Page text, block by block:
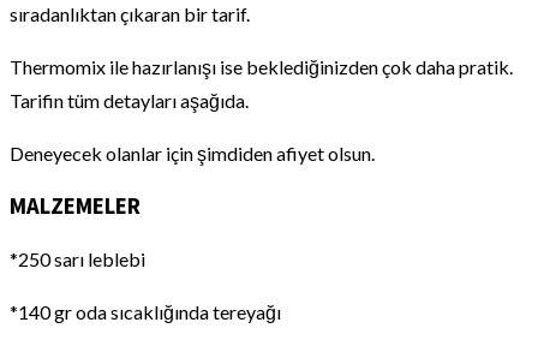
sıradanlıktan çıkaran bir tarif.
Thermomix ile hazırlanışı ise beklediğinizden çok daha pratik.
Tarifin tüm detayları aşağıda.
Deneyecek olanlar için şimdiden afiyet olsun.
MALZEMELER
*250 sarı leblebi
*140 gr oda sıcaklığında tereyağı